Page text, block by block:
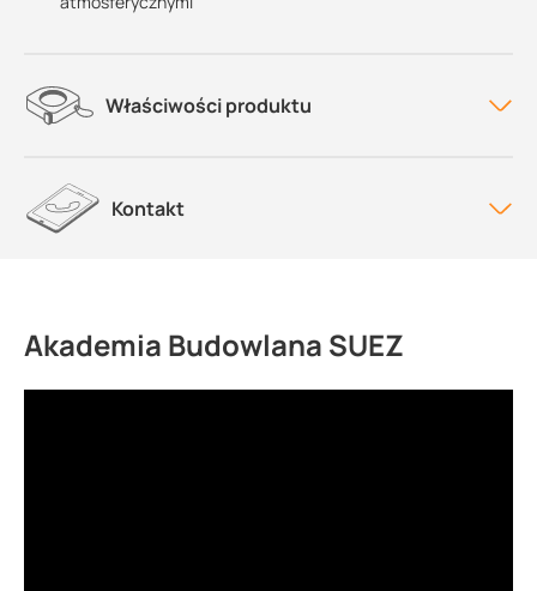
Właściwości produktu
Kontakt
Akademia Budowlana SUEZ